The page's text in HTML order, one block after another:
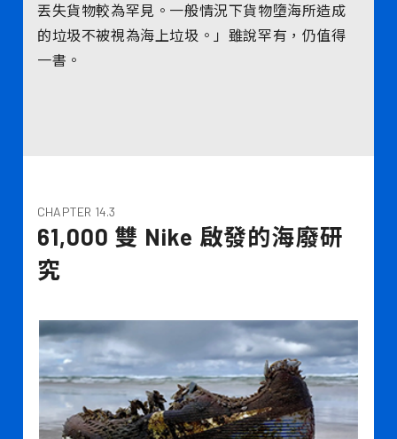
丟失貨物較為罕見。一般情況下貨物墮海所造成
的垃圾不被視為海上垃圾。」雖說罕有，仍值得
一書。
CHAPTER 14.3
61,000 雙 Nike 啟發的海廢研
究